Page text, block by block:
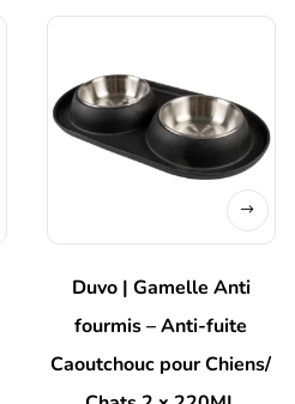
Duvo | Gamelle Anti
fourmis – Anti-fuite
Caoutchouc pour Chiens/